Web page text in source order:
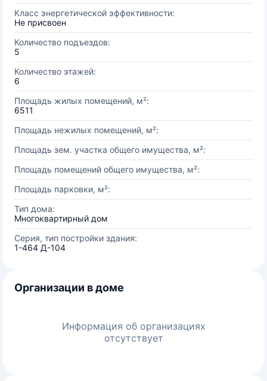
Класс энергетической эффективности:
Не присвоен
Количество подъездов:
5
Количество этажей:
6
Площадь жилых помещений, м²:
6511
Площадь нежилых помещений, м²:
Площадь зем. участка общего имущества, м²:
Площадь помещений общего имущества, м²:
Площадь парковки, м²:
Тип дома:
Многоквартирный дом
Серия, тип постройки здания:
1-464 Д-104
Организации в доме
Информация об организациях
отсутствует